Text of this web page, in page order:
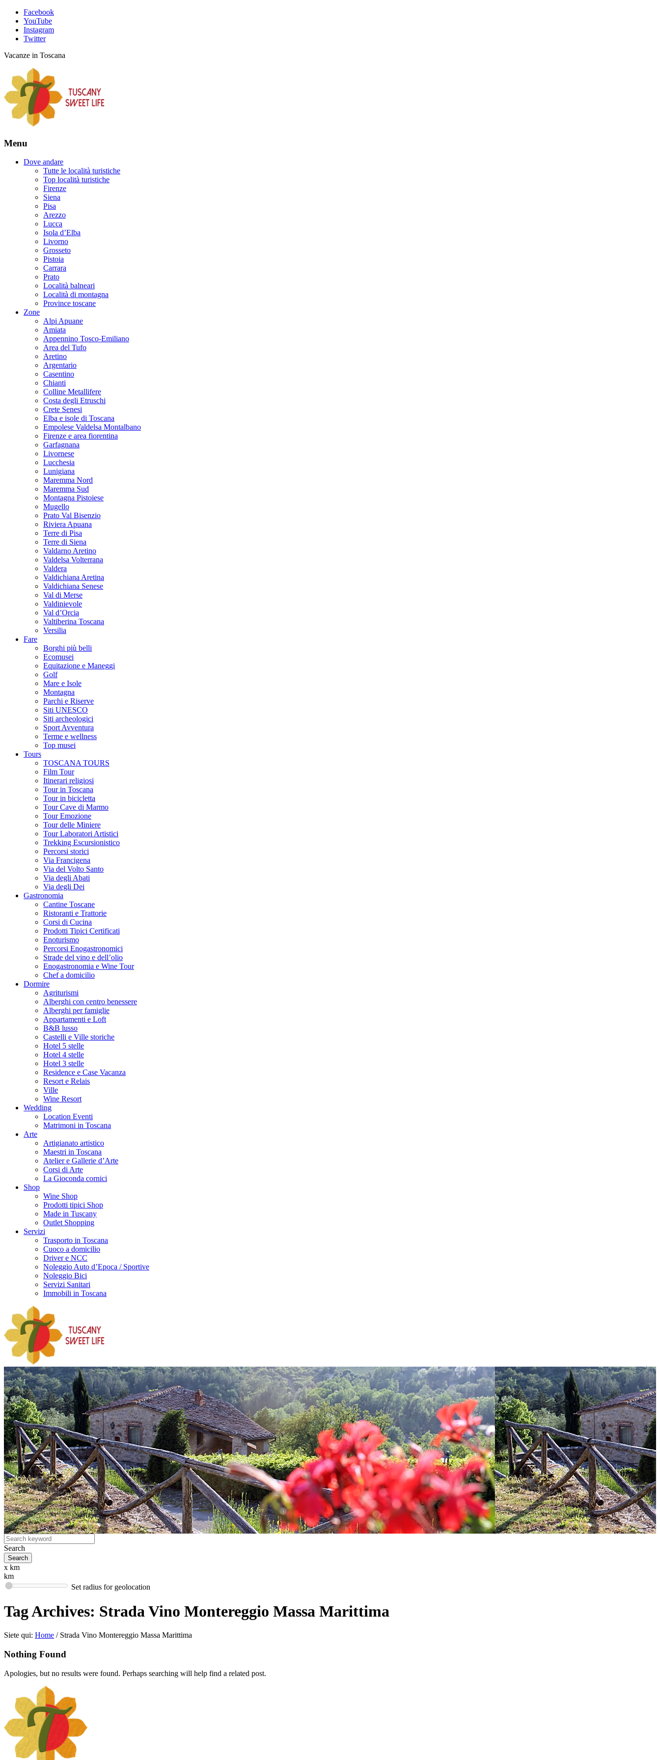
Facebook
YouTube
Instagram
Twitter
Vacanze in Toscana
Menu
Dove andare
Tutte le località turistiche
Top località turistiche
Firenze
Siena
Pisa
Arezzo
Lucca
Isola d’Elba
Livorno
Grosseto
Pistoia
Carrara
Prato
Località balneari
Località di montagna
Province toscane
Zone
Alpi Apuane
Amiata
Appennino Tosco-Emiliano
Area del Tufo
Aretino
Argentario
Casentino
Chianti
Colline Metallifere
Costa degli Etruschi
Crete Senesi
Elba e isole di Toscana
Empolese Valdelsa Montalbano
Firenze e area fiorentina
Garfagnana
Livornese
Lucchesia
Lunigiana
Maremma Nord
Maremma Sud
Montagna Pistoiese
Mugello
Prato Val Bisenzio
Riviera Apuana
Terre di Pisa
Terre di Siena
Valdarno Aretino
Valdelsa Volterrana
Valdera
Valdichiana Aretina
Valdichiana Senese
Val di Merse
Valdinievole
Val d’Orcia
Valtiberina Toscana
Versilia
Fare
Borghi più belli
Ecomusei
Equitazione e Maneggi
Golf
Mare e Isole
Montagna
Parchi e Riserve
Siti UNESCO
Siti archeologici
Sport Avventura
Terme e wellness
Top musei
Tours
TOSCANA TOURS
Film Tour
Itinerari religiosi
Tour in Toscana
Tour in bicicletta
Tour Cave di Marmo
Tour Emozione
Tour delle Miniere
Tour Laboratori Artistici
Trekking Escursionistico
Percorsi storici
Via Francigena
Via del Volto Santo
Via degli Abati
Via degli Dei
Gastronomia
Cantine Toscane
Ristoranti e Trattorie
Corsi di Cucina
Prodotti Tipici Certificati
Enoturismo
Percorsi Enogastronomici
Strade del vino e dell’olio
Enogastronomia e Wine Tour
Chef a domicilio
Dormire
Agriturismi
Alberghi con centro benessere
Alberghi per famiglie
Appartamenti e Loft
B&B lusso
Castelli e Ville storiche
Hotel 5 stelle
Hotel 4 stelle
Hotel 3 stelle
Residence e Case Vacanza
Resort e Relais
Ville
Wine Resort
Wedding
Location Eventi
Matrimoni in Toscana
Arte
Artigianato artistico
Maestri in Toscana
Atelier e Gallerie d’Arte
Corsi di Arte
La Gioconda cornici
Shop
Wine Shop
Prodotti tipici Shop
Made in Tuscany
Outlet Shopping
Servizi
Trasporto in Toscana
Cuoco a domicilio
Driver e NCC
Noleggio Auto d’Epoca / Sportive
Noleggio Bici
Servizi Sanitari
Immobili in Toscana
Search
x km
km
Set radius for geolocation
Tag Archives: Strada Vino Montereggio Massa Marittima
Siete qui: Home / Strada Vino Montereggio Massa Marittima
Nothing Found
Apologies, but no results were found. Perhaps searching will help find a related post.